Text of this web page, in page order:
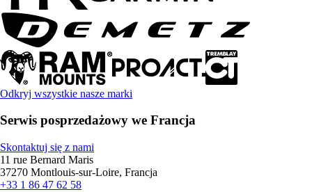
Odkryj wszystkie nasze marki
Serwis posprzedażowy we Francja
Skontaktuj się z nami
11 rue Bernard Maris
37270 Montlouis-sur-Loire, Francja
+33 1 86 47 62 58